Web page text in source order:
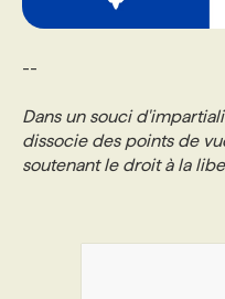
--
Dans un souci
dissocie des points de
soutenant le droit à la